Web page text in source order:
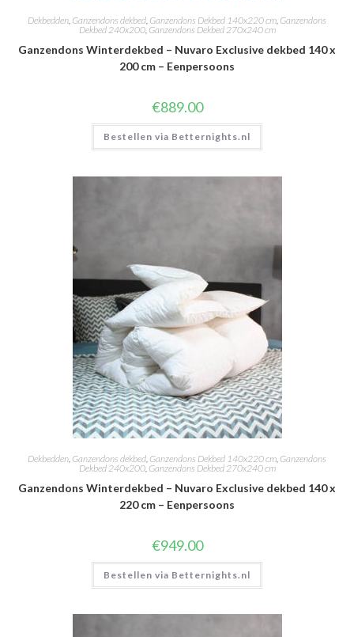
Dekbedden, Ganzendons dekbed, Ganzendons Dekbed 140x220 cm, Ganzendons
Dekbed 240x200, Ganzendons Dekbed 270x240 cm
Ganzendons Winterdekbed – Nuvaro Exclusive dekbed 140 x
200 cm – Eenpersoons
€889.00
Bestellen via Betternights.nl
Dekbedden Ganzendons dekbed Ganzendons Dekbed 140x220 cm Ganzendons
Dekbed 240x200, Ganzendons Dekbed 270x240 cm
Ganzendons Winterdekbed – Nuvaro Exclusive dekbed 140 x
220 cm – Eenpersoons
€949.00
Bestellen via Betternights.nl